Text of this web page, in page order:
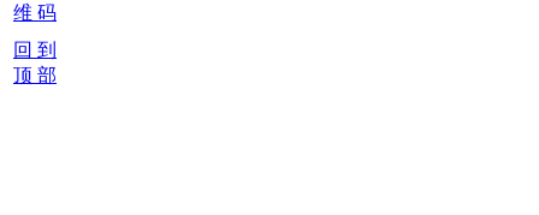
维 码
回 到
顶 部